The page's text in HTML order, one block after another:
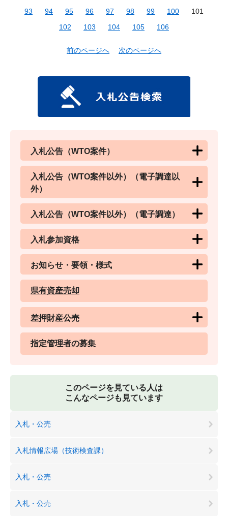
93
94 95 96 97 98 99 100
101
102
103 104 105 106
前のページへ 次のページへ
入札公告（WTO案件）
入札公告（WTO案件以外）（電子調達以
外）
入札公告（WTO案件以外）（電子調達）
入札参加資格
お知らせ・要領・様式
県有資産売却
差押財産公売
指定管理者の募集
このページを見ている人は
こんなページも見ています
入札・公売
入札情報広場（技術検査課）
入札・公売
入札・公売